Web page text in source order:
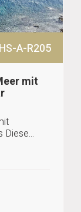
A-R205
mit
Diese...